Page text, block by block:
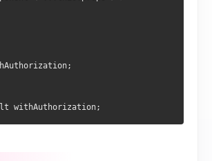
withAuthorization;